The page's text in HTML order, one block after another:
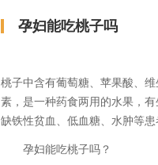
孕妇能吃桃子吗
桃子中含有葡萄糖、苹果酸、
素，是一种药食两用的水果，
缺铁性贫血、低血糖、水肿等
孕妇能吃桃子吗？